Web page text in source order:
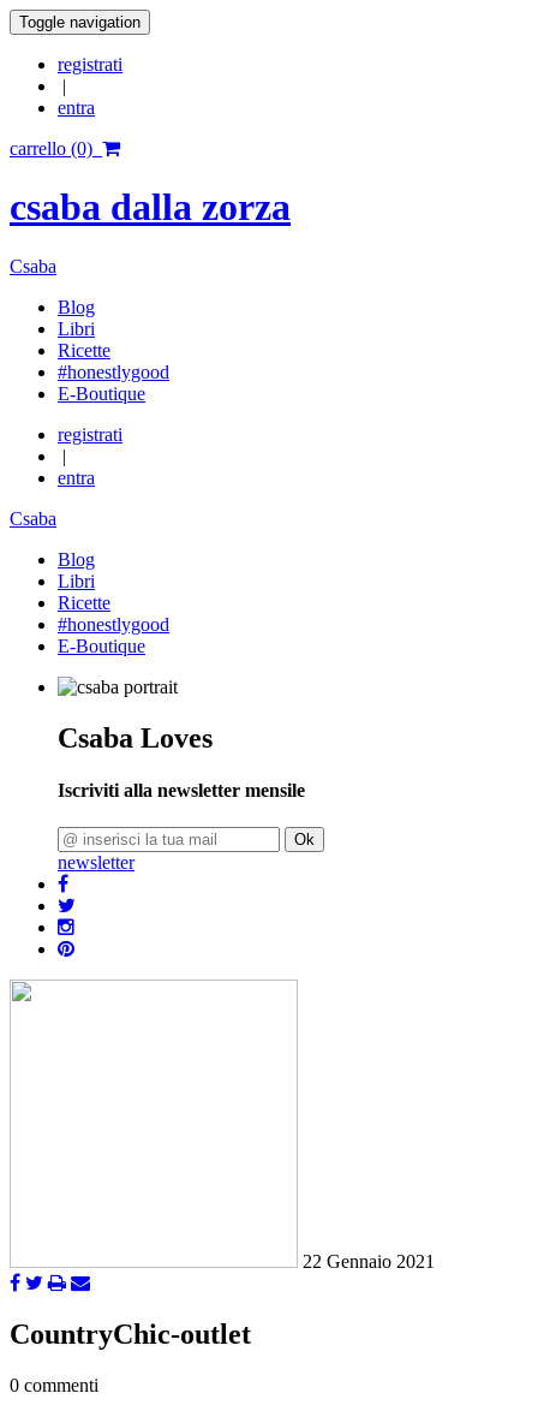
Toggle navigation
registrati
|
entra
carrello (0)
csaba dalla zorza
Csaba
Blog
Libri
Ricette
#honestlygood
E-Boutique
registrati
|
entra
Csaba
Blog
Libri
Ricette
#honestlygood
E-Boutique
Csaba Loves
Iscriviti alla newsletter mensile
Ok
newsletter
22 Gennaio 2021
CountryChic-outlet
0 commenti